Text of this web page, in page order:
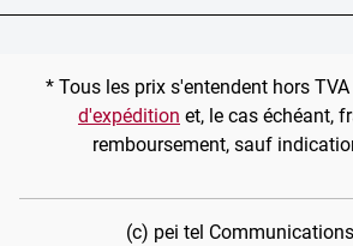
* Tous les prix s'entendent hors
d'expédition et, le cas échéant,
remboursement, sauf
(c) pei tel